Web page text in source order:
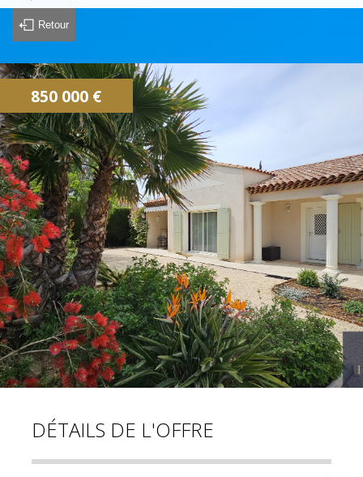
ACCUEIL
NOS BIENS À LA VENTE
CONTACTEZ NOUS
ALERTE EMAIL
IMMOVAR, UN AUTRE REGARD...
Retour
850 000 €
DÉTAILS DE L'OFFRE